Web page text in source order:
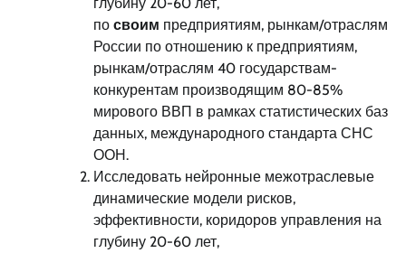
по своим предприятиям, рынкам/отраслям
России по отношению к предприятиям,
рынкам/отраслям 40 государствам-
конкурентам производящим 80-85%
мирового ВВП в рамках статистических баз
данных, международного стандарта СНС
ООН.
Исследовать нейронные межотраслевые
динамические модели рисков,
эффективности, коридоров управления на
глубину 20-60 лет,